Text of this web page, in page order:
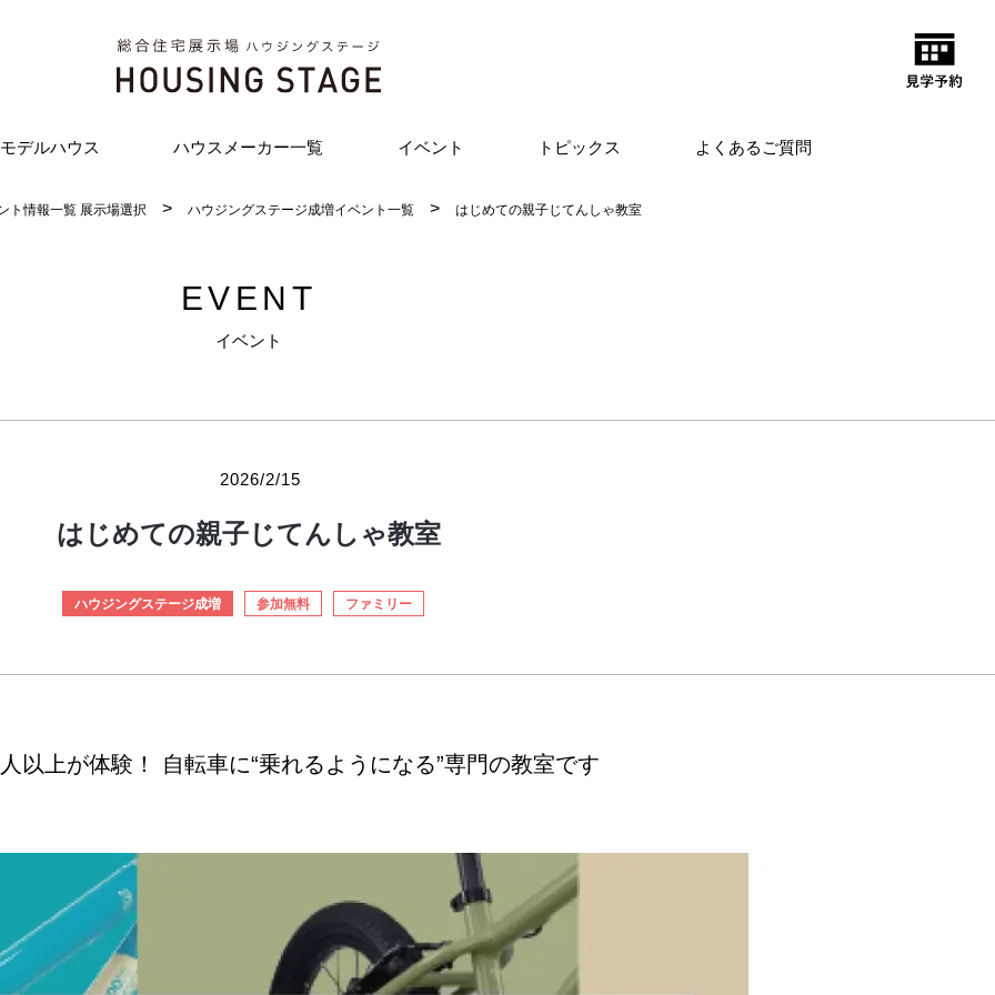
モデルハウス ハウスメーカー一覧 イベント トピックス よくあるご質問
ト情報一覧 展示場選択 ハウジングステージ成増イベント一覧 はじめての親子じてんしゃ教室
EVENT
イベント
2026/2/15
はじめての親子じてんしゃ教室
ハウジングステージ成増 参加無料 ファミリー
以上が体験！ 自転車に“乗れるようになる”専門の教室です